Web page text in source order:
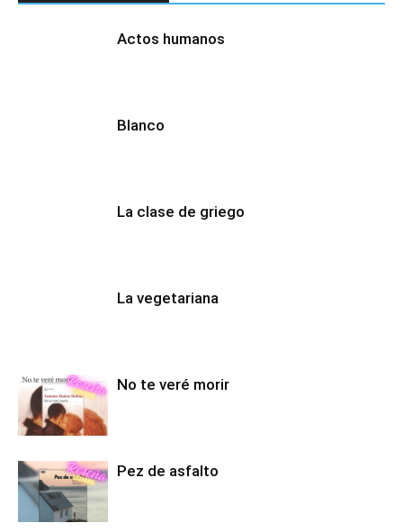
Actos humanos
Blanco
La clase de griego
La vegetariana
No te veré morir
Pez de asfalto